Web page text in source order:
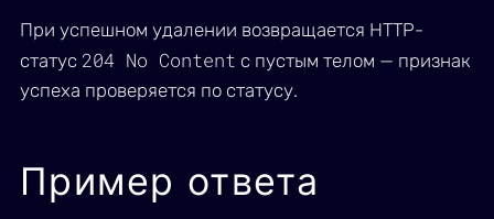
При успешном удалении возвращается HTTP-
статус 204 No Content с пустым телом — признак
успеха проверяется по статусу.
Пример ответа